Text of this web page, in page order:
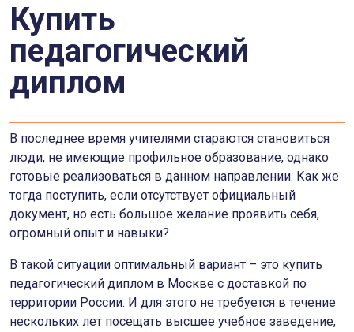
Купить
педагогический
диплом
В последнее время учителями стараются становиться
люди, не имеющие профильное образование, однако
готовые реализоваться в данном направлении. Как же
тогда поступить, если отсутствует официальный
документ, но есть большое желание проявить себя,
огромный опыт и навыки?
В такой ситуации оптимальный вариант – это купить
педагогический диплом в Москве с доставкой по
территории России. И для этого не требуется в течение
нескольких лет посещать высшее учебное заведение,